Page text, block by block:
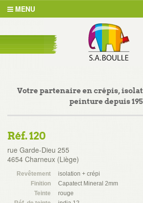
MENU
Votre partenaire en crépis,
peinture depuis
Réf. 120
rue Garde-Dieu 255
4654 Charneux (Liège)
Revêtement
isolation + crépi
Finition
Capatect Mineral 2mm
Teinte
rouge